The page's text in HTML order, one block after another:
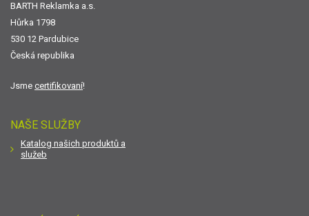
BARTH Reklamka a.s.
Hůrka 1798
530 12 Pardubice
Česká republika
Jsme certifikovaní!
NAŠE SLUŽBY
Katalog našich produktů a
služeb